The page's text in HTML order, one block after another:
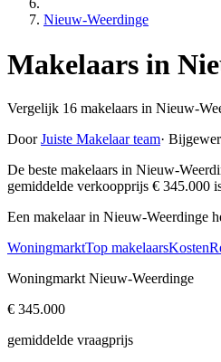
Nieuw-Weerdinge
Makelaars in
Vergelijk 16 makelaars in Nieuw-
DoorJuiste Makelaar team·
De beste makelaars in Nieuw-
gemiddelde verkoopprijs € 345.000
Een makelaar in Nieuw-Weerdinge
WoningmarktTop makelaarsKosten
Woningmarkt Nieuw-Weerdinge
€ 345.000
gemiddelde vraagprijs